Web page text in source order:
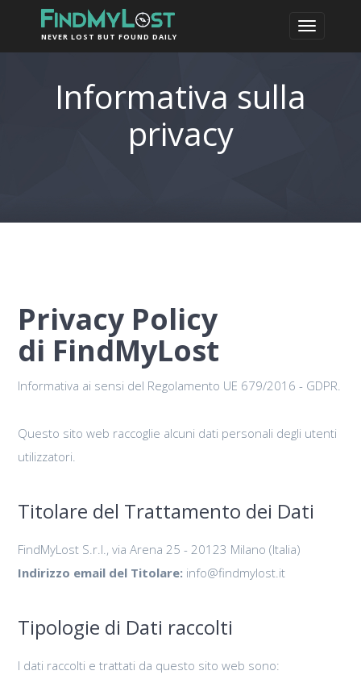
NEVER LOST BUT FOUND DAILY
Informativa sulla
privacy
Privacy Policy
di FindMyLost
Informativa ai sensi del Regolamento UE 679/2016 - GDPR.
Questo sito web raccoglie alcuni dati personali degli utenti
utilizzatori.
Titolare del Trattamento dei Dati
FindMyLost S.r.l., via Arena 25 - 20123 Milano (Italia)
Indirizzo email del Titolare: info@findmylost.it
Tipologie di Dati raccolti
I dati raccolti e trattati da questo sito web sono: